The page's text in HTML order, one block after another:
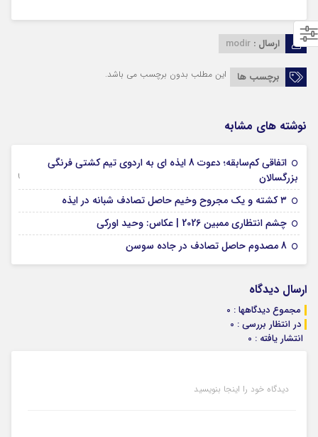
ارسال : modir
برچسب ها این مطلب بدون برچسب می باشد.
نوشته های مشابه
اتفاقی کم‌سابقه؛ دعوت 8 ایذه ای به اردوی تیم کشتی فرنگی
بزرگسالان
09 جولای 2026
۳ کشته و یک مجروح وخیم حاصل تصادف شبانه در ایذه
چشم انتظاری ممبین 2026 | عکاس: وحید اورکی
8 مصدوم حاصل تصادف در جاده سوسن
ارسال دیدگاه
مجموع دیدگاهها : 0
در انتظار بررسی : 0
انتشار یافته : 0
دیدگاه خود را اینجا بنویسید